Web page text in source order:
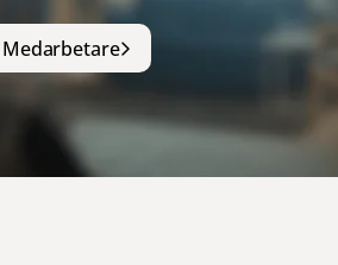
Medarbetare